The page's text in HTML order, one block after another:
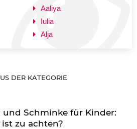
Aaliya
Iulia
Alja
DER KATEGORIE
und Schminke für Kinder:
ist zu achten?